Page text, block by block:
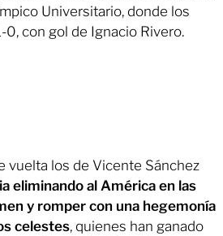
Universitario, donde los
con gol de Ignacio Rivero.
vuelta los de Vicente Sánchez
eliminando al América en las
y romper con una hegemonía
celestes, quienes han ganado